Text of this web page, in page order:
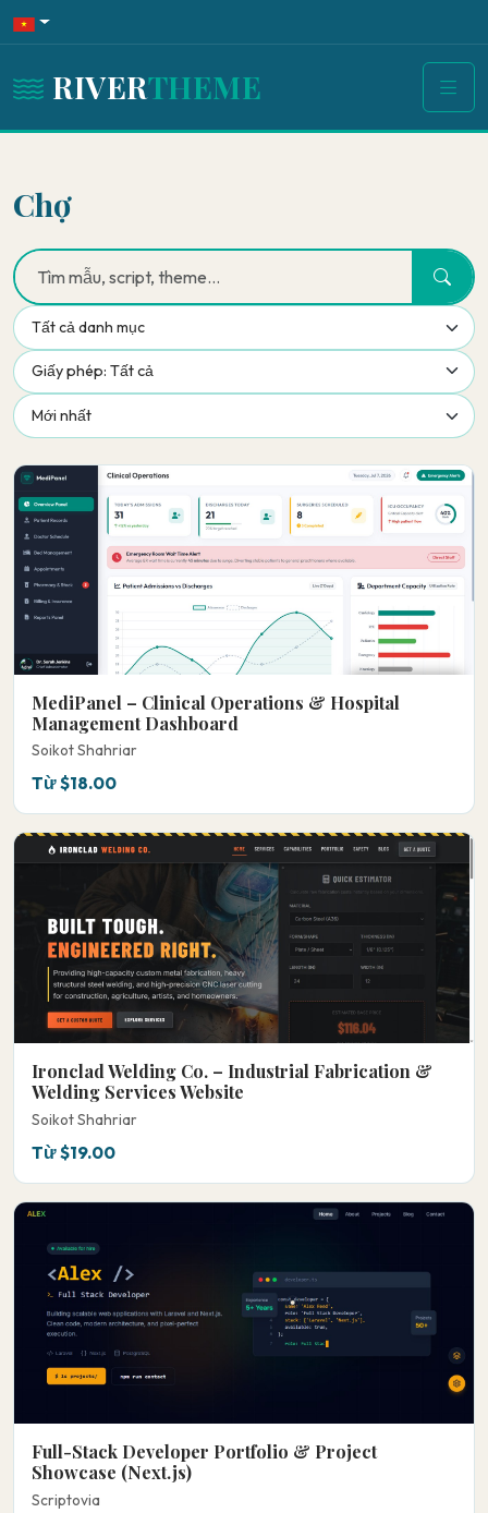
RIVERTHEME
Chợ
MediPanel – Clinical Operations & Hospital
Management Dashboard
Soikot Shahriar
Từ $18.00
Ironclad Welding Co. – Industrial Fabrication &
Welding Services Website
Soikot Shahriar
Từ $19.00
Full-Stack Developer Portfolio & Project
Showcase (Next.js)
Scriptovia